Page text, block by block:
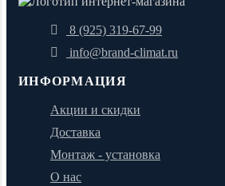
8 (925) 319-67-99
info@brand-climat.ru
ИНФОРМАЦИЯ
Акции и скидки
Доставка
Монтаж - установка
О нас